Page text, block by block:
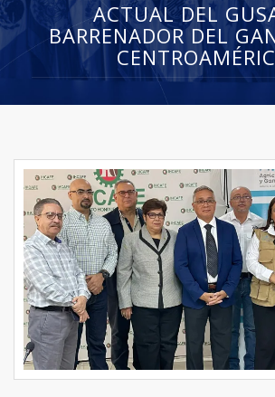
ACTUAL DEL
BARRENADOR DEL